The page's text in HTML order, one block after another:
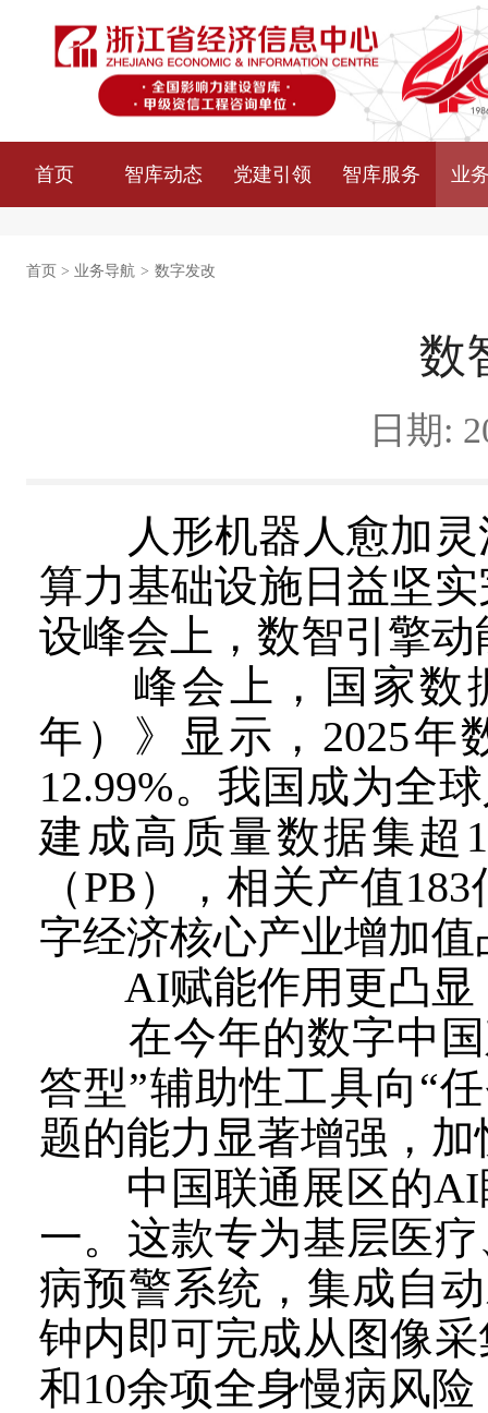
首页 智库动态 党建引领 智库服务 业
首页 > 业务导航 > 数字发改
数
日期:
人形机器人愈加灵
算力基础设施日益坚
设峰会上，数智引擎动
峰会上，国家数据
年）》显示，2025年
12.99%。我国成为全
建成高质量数据集超
（PB），相关产值
字经济核心产业增加
AI赋能作用更凸显
在今年的数字中国
答型”辅助性工具向“
题的能力显著增强，
中国联通展区的AI
一。这款专为基层医
病预警系统，集成自
钟内即可完成从图像
和10余项全身慢病风